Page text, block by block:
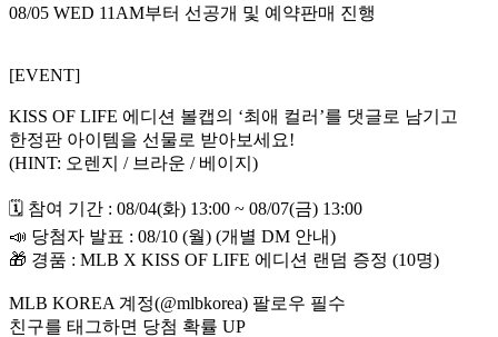
08/05 WED 11AM부터 선공개 및 예약판매 진행
[EVENT]
KISS OF LIFE 에디션 볼캡의 ‘최애 컬러’를 댓글로 남기고
한정판 아이템을 선물로 받아보세요!
(HINT: 오렌지 / 브라운 / 베이지)
🗓️ 참여 기간 : 08/04(화) 13:00 ~ 08/07(금) 13:00
📣 당첨자 발표 : 08/10 (월) (개별 DM 안내)
🎁 경품 : MLB X KISS OF LIFE 에디션 랜덤 증정 (10명)
MLB KOREA 계정(@mlbkorea) 팔로우 필수
친구를 태그하면 당첨 확률 UP